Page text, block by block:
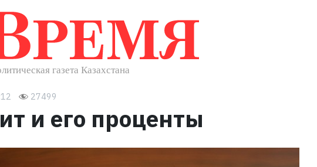
27499
и его проценты